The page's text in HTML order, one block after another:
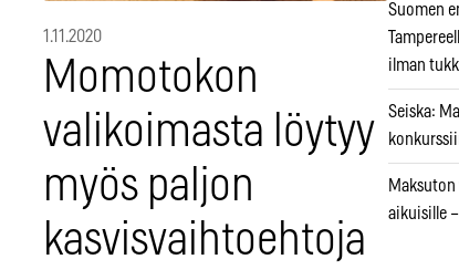
1.11.2020
Momotokon
valikoimasta löytyy
myös paljon
kasvisvaihtoehtoja
Suomen
ilman
Seiska:
aikuisille